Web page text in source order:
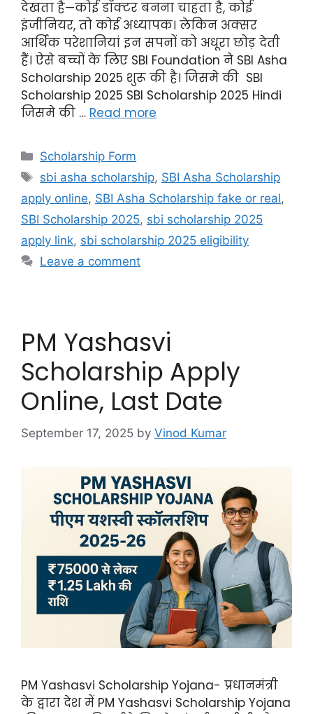
देखता है—कोई डॉक्टर बनना चाहता है, कोई
इंजीनियर, तो कोई अध्यापक। लेकिन अक्सर
आर्थिक परेशानियां इन सपनों को अधूरा छोड़ देती
हैं। ऐसे बच्चों के लिए SBI Foundation ने SBI Asha
Scholarship 2025 शुरू की है। जिसमे की SBI
Scholarship 2025 SBI Scholarship 2025 Hindi
जिसमे की … Read more
Scholarship Form
sbi asha scholarship, SBI Asha Scholarship
apply online, SBI Asha Scholarship fake or real,
SBI Scholarship 2025, sbi scholarship 2025
apply link, sbi scholarship 2025 eligibility
Leave a comment
PM Yashasvi
Scholarship Apply
Online, Last Date
September 17, 2025 by Vinod Kumar
PM Yashasvi Scholarship Yojana- प्रधानमंत्री
के द्वारा देश में PM Yashasvi Scholarship Yojana